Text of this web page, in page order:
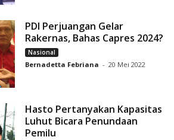
PDI Perjuangan Gelar
Rakernas, Bahas Capres 2024?
Nasional
Bernadetta Febriana - 20 Mei 2022
Hasto Pertanyakan Kapasitas
Luhut Bicara Penundaan
Pemilu